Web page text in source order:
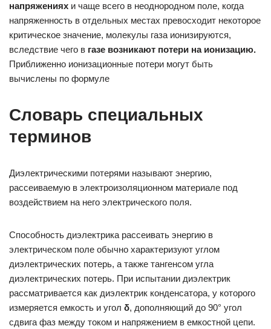
напряжениях и чаще всего в неоднородном поле, когда
напряженность в отдельных местах превосходит некоторое
критичес­кое значение, молекулы газа ионизируются,
вследствие чего в газе воз­никают потери на ионизацию.
Приближенно ионизационные потери могут быть
вычислены по формуле
Словарь специальных
терминов
Диэлектрическими потерями называют энергию,
рассеиваемую в электроизоляционном материале под
воздействием на него электрического поля.
Способность диэлектрика рассеивать энергию в
электрическом поле обычно характеризуют углом
диэлектрических потерь, а также тангенсом угла
диэлектрических потерь. При испытании диэлектрик
рассматривается как диэлектрик конденсатора, у которого
измеряется емкость и угол δ, дополняющий до 90° угол
сдвига фаз между током и напряжением в емкостной цепи.